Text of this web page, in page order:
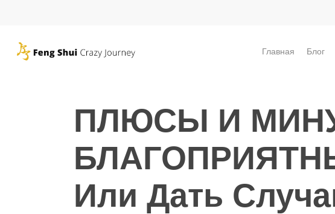
main
content
Главная Блог
ПЛЮСЫ И
Или Дать